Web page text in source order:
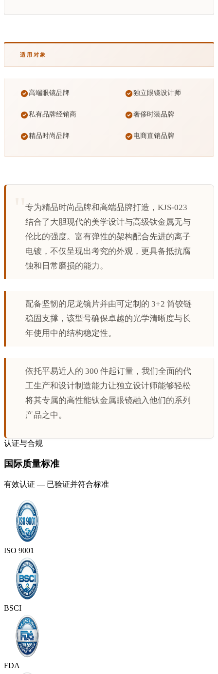
适用对象
高端眼镜品牌 独立眼镜设计师
私有品牌经销商 奢侈时装品牌
精品时尚品牌 电商直销品牌
专为精品时尚品牌和高端品牌打造，KJS-023
结合了大胆现代的美学设计与高级钛金属无与
伦比的强度。富有弹性的架构配合先进的离子
电镀，不仅呈现出考究的外观，更具备抵抗腐
蚀和日常磨损的能力。
配备坚韧的尼龙镜片并由可定制的 3+2 筒铰链
稳固支撑，该型号确保卓越的光学清晰度与长
年使用中的结构稳定性。
依托平易近人的 300 件起订量，我们全面的代
工生产和设计制造能力让独立设计师能够轻松
将其专属的高性能钛金属眼镜融入他们的系列
产品之中。
认证与合规
国际质量标准
有效认证 — 已验证并符合标准
ISO 9001
BSCI
FDA